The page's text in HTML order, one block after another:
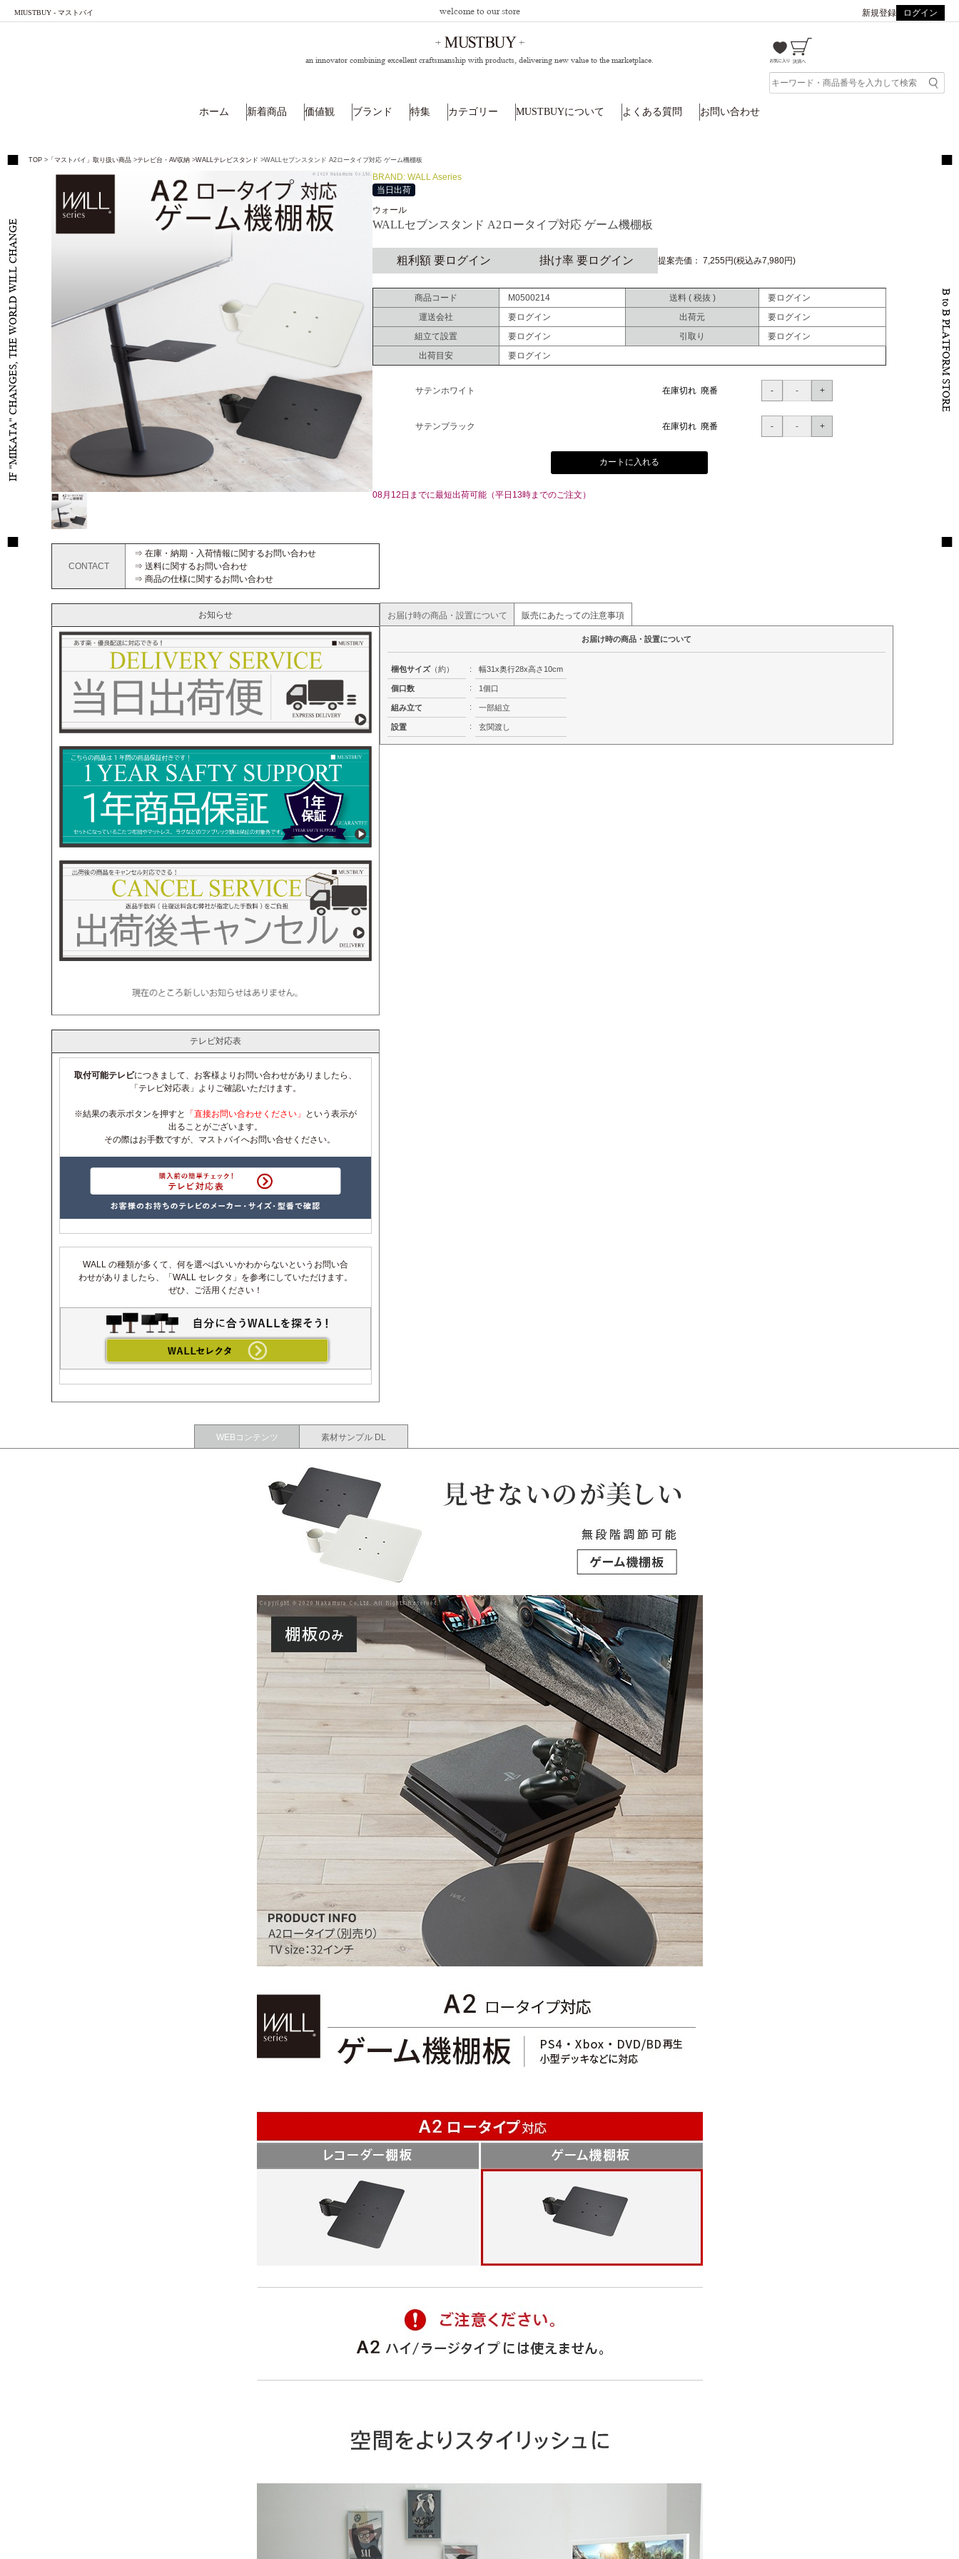
MIUSTBUY - マストバイ welcome to our store 新規登録 ログイン
an innovator combining excellent craftsmanship with products,delivering new value to the marketplace.
ホーム 新着商品 価値観 ブランド 特集 カテゴリー MUSTBUYについて よくある質問 お問い合わせ
TOP > 「マストバイ」取り扱い商品 >テレビ台・AV収納 >WALLテレビスタンド >WALLセブンスタンド A2ロータイプ対応 ゲーム機棚板
BRAND: WALL Aseries
当日出荷
ウォール
WALLセブンスタンド A2ロータイプ対応 ゲーム機棚板
粗利額 要ログイン 掛け率 要ログイン 提案売価： 7,255円(税込み7,980円)
商品コード M0500214 送料 ( 税抜 )
要ログイン
運送会社
要ログイン 出荷元
要ログイン
組立て設置
要ログイン 引取り
要ログイン
出荷目安
要ログイン
サテンホワイト 在庫切れ 廃番
サテンブラック 在庫切れ 廃番
カートに入れる
08月12日までに最短出荷可能（平日13時までのご注文）
CONTACT
⇒ 在庫・納期・入荷情報に関するお問い合わせ
⇒ 送料に関するお問い合わせ
⇒ 商品の仕様に関するお問い合わせ
お知らせ
テレビ対応表
取付可能テレビにつきまして、お客様よりお問い合わせがありましたら、
「テレビ対応表」よりご確認いただけます。
※結果の表示ボタンを押すと 「直接お問い合わせください」
という表示が
出ることがございます。
その際はお手数ですが、マストバイへお問い合せください。
WALL の種類が多くて、何を選べばいいかわからないというお問い合
わせがありましたら、「WALL セレクタ」を参考にしていただけます。
ぜひ、ご活用ください！
お届け時の商品・設置について 販売にあたっての注意事項
お届け時の商品・設置について
梱包サイズ（約） : 幅31x奥行28x高さ10cm
個口数 : 1個口
組み立て : 一部組立
設置 : 玄関渡し
WEBコンテンツ 素材サンプル DL
IF "MIKATA" CHANGES, THE WORLD WILL CHANGE B to B PLATFORM STORE